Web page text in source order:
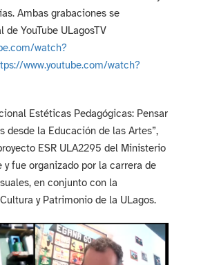
Ambas grabaciones se
YouTube ULagosTV
watch?
www.youtube.com/watch?
Estéticas Pedagógicas: Pensar
desde la Educación de las Artes”,
ESR ULA2295 del Ministerio
y fue organizado por la carrera de
en conjunto con la
y Patrimonio de la ULagos.